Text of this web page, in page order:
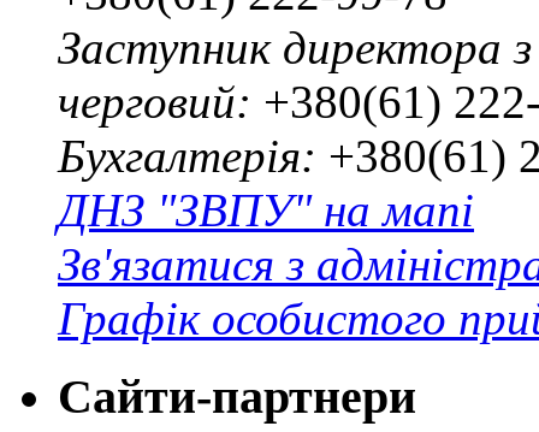
Заступник директора
черговий: +380(61)
Бухгалтерія: +380(61)
ДНЗ "ЗВПУ" на мапі
Зв'язатися з
Графік особистого
Сайти-партнери